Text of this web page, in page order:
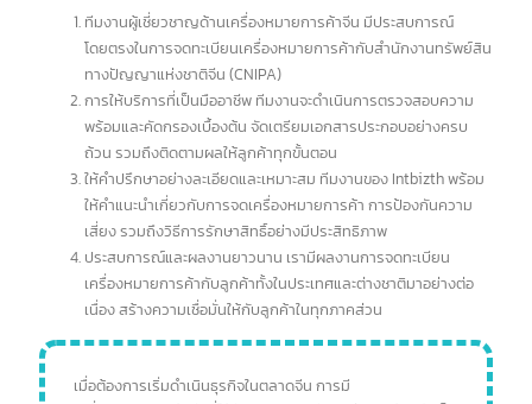
ให้ลูกค้าพิจารณา
หลังจากลูกค้าชำระค่าบริการแล้ว บริษัทจะตรวจสอบโลโก้แบรนด์
และแจ้งผลการสืบค้นข้อมูลให้ลูกค้าทราบ
หลังจากนั้น บริษัทจะทำการแปลข้อมูลบริษัทหรือแปลข้อมูลจาก
หนังสือเดินทาง (Passport) ในกรณีที่ลูกค้ายื่นจดด้วย
หนังสือเดินทาง ลูกค้าต้องตรวจสอบความถูกต้องของข้อมูลและ
ประทับตราบริษัท จากนั้นสแกนเอกสารส่งกลับมายังบริษัททาง
อีเมล
เมื่อได้รับเอกสารที่ประทับตราแล้ว บริษัทจะส่งข้อมูลให้ฝ่ายจีนเพื่อ
จัดทำหนังสือมอบอำนาจ หลังจากได้รับหนังสือมอบอำนาจ บริษัทจะ
ส่งให้ลูกค้าประทับตราและสแกนส่งกลับมายังบริษัททางอีเมล
เมื่อเอกสารครบถ้วนแล้ว บริษัทจะส่งเอกสารทั้งหมดให้ฝ่ายจีน
ดำเนินการยื่นจดทะเบียน หลังจากนั้นประมาณ 1-2 เดือน ลูกค้าจะได้
รับหนังสือรับรองการจดทะเบียนเครื่องหมายการค้า